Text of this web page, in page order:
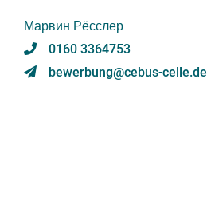
Марвин Рёсслер
0160 3364753
bewerbung@cebus-celle.de